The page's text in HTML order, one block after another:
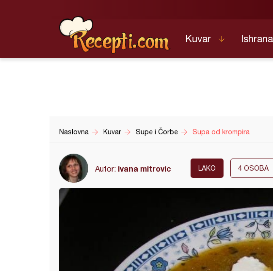
Kuvar Ishrana
Naslovna Kuvar Supe i Čorbe Supa od krompira
Autor: ivana mitrovic LAKO 4 OSOBA